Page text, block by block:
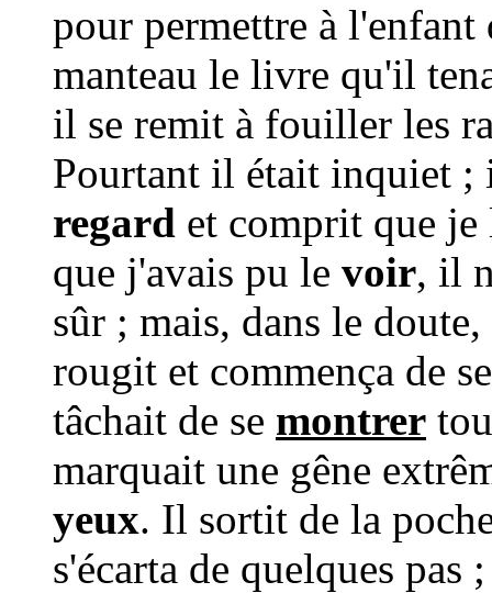
pour permettre à
manteau le livre qu'il
il se remit à fouiller les
Pourtant il était inquiet ;
regard et comprit que
que j'avais pu le voir, il
sûr ; mais, dans le
rougit et commença de
tâchait de se montrer
marquait une gêne
yeux. Il sortit de la
s'écarta de quelques